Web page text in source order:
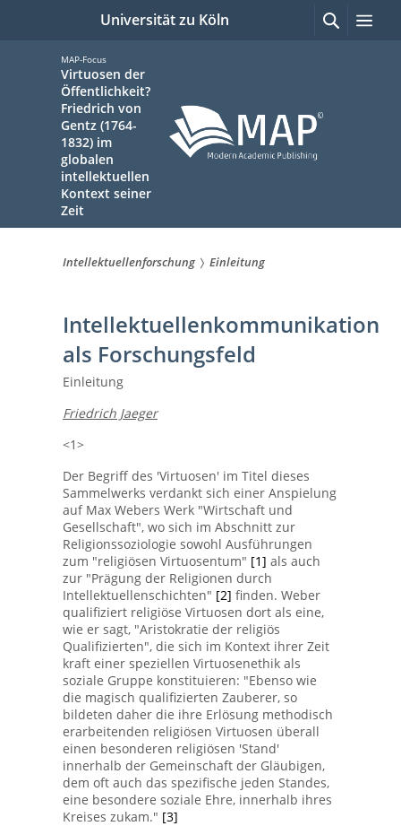
Universität zu Köln
Suchen
mit
MAP-Focus
Virtuosen der
Öffentlichkeit?
Friedrich von
Gentz (1764-
1832) im
globalen
intellektuellen
Kontext seiner
Zeit
sind
hier:
Intellektuellenforschung Einleitung
Intellektuellenkommunikation
als Forschungsfeld
Einleitung
Friedrich Jaeger
<1>
Der Begriff des 'Virtuosen' im Titel dieses
Sammelwerks verdankt sich einer Anspielung
auf Max Webers Werk "Wirtschaft und
Gesellschaft", wo sich im Abschnitt zur
Religionssoziologie sowohl Ausführungen
zum "religiösen Virtuosentum" [1] als auch
zur "Prägung der Religionen durch
Intellektuellenschichten" [2] finden. Weber
qualifiziert religiöse Virtuosen dort als eine,
wie er sagt, "Aristokratie der religiös
Qualifizierten", die sich im Kontext ihrer Zeit
kraft einer speziellen Virtuosenethik als
soziale Gruppe konstituieren: "Ebenso wie
die magisch qualifizierten Zauberer, so
bildeten daher die ihre Erlösung methodisch
erarbeitenden religiösen Virtuosen überall
einen besonderen religiösen 'Stand'
innerhalb der Gemeinschaft der Gläubigen,
dem oft auch das spezifische jeden Standes,
eine besondere soziale Ehre, innerhalb ihres
Kreises zukam." [3]